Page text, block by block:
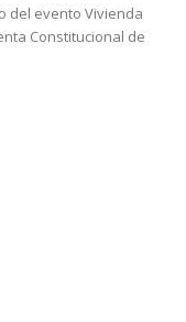
del evento Vivienda
Constitucional de